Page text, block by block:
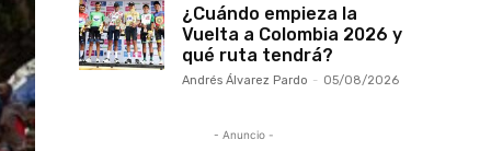
¿Cuándo empieza la
Vuelta a Colombia 2026 y
qué ruta tendrá?
Andrés Álvarez Pardo - 05/08/2026
- Anuncio -